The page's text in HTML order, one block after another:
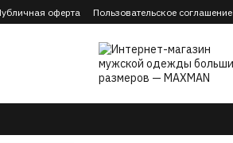
оферта Пользовательское соглашение